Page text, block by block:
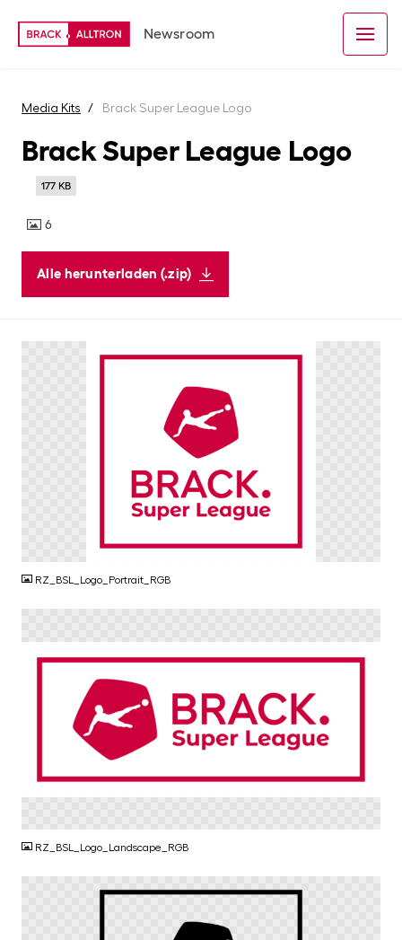
Newsroom
Media Kits Brack Super League Logo
Brack Super League Logo
177 KB
6
Alle herunterladen (.zip)
RZ_BSL_Logo_Portrait_RGB
RZ_BSL_Logo_Landscape_RGB